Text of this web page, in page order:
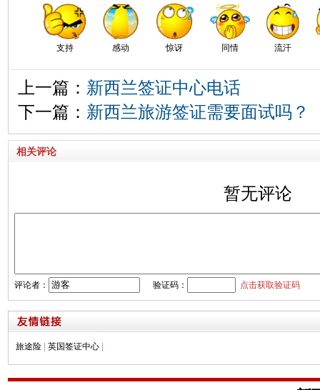
支持 感动 惊讶 同情 流汗
上一篇： 新西兰签证中心电话
下一篇： 新西兰旅游签证需要面试吗？
相关评论
暂无评论
评论者： 验证码： 点击获取验证码
旅途险 英国签证中心